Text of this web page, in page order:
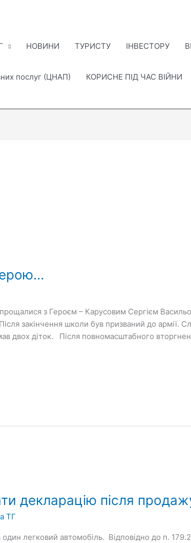
НОВИНИ ТУРИСТУ ІНВЕСТОРУ
послуг (ЦНАП) КОРИСНЕ ПІД ЧАС ВІЙНИ
з Героєм – Карусовим Сергієм
закінчення школи був призваний до армії.
двох діток. Після повномасштабного
декларацію після
ТГ
легковий автомобіль. Відповідно до п.